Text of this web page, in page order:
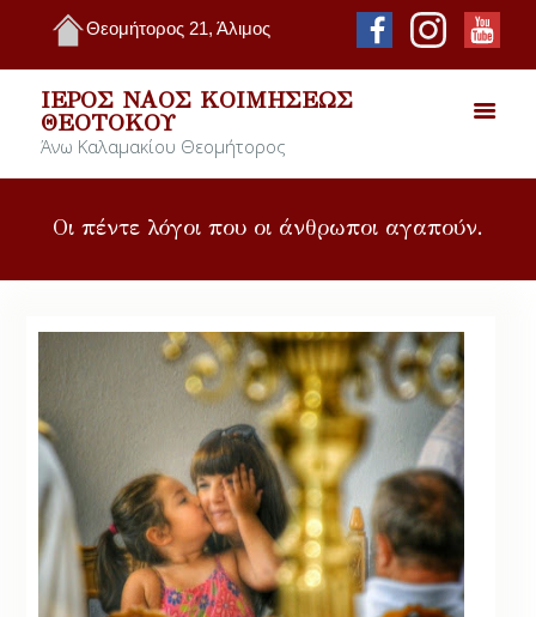
Θεομήτορος 21, Άλιμος
ΙΕΡΌΣ ΝΑΌΣ ΚΟΙΜΉΣΕΩΣ
ΘΕΟΤΌΚΟΥ
Άνω Καλαμακίου Θεομήτορος
Οι πέντε λόγοι που οι άνθρωποι αγαπούν.